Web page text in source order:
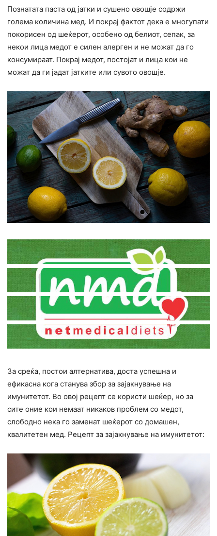
Познатата паста од јатки и сушено овошје содржи
голема количина мед. И покрај фактот дека е многупати
покорисен од шеќерот, особено од белиот, сепак, за
некои лица медот е силен алерген и не можат да го
конcyмираат. Покрај медот, постојат и лица кои не
можат да ги јадат јатките или сувото овошје.
За среќа, постои алтернатива, доста успешна и
ефикасна кога станува збор за зајакнување на
имунитетот. Во овој рецепт се користи шеќер, но за
сите оние кои немаат никаков проблем со медот,
слободно нека го заменат шеќерот со домашен,
квалитетен мед. Рецепт за зајакнување на имунитетот: